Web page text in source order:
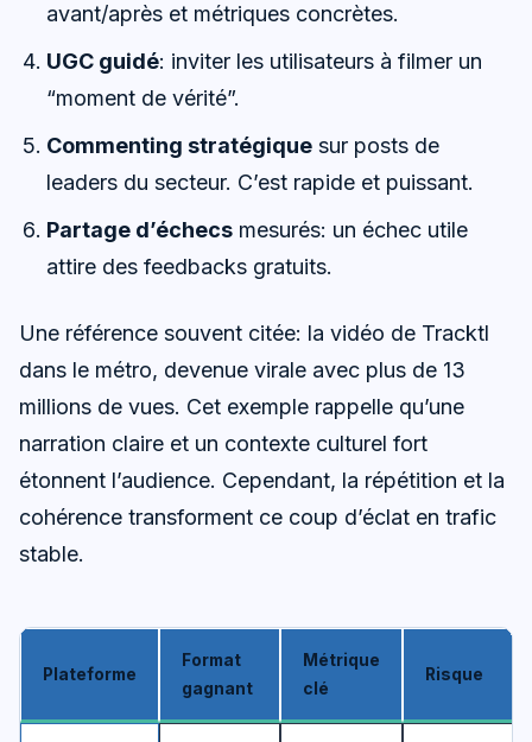
avant/après et métriques concrètes.
UGC guidé: inviter les utilisateurs à filmer un
“moment de vérité”.
Commenting stratégique sur posts de
leaders du secteur. C’est rapide et puissant.
Partage d’échecs mesurés: un échec utile
attire des feedbacks gratuits.
Une référence souvent citée: la vidéo de Tracktl
dans le métro, devenue virale avec plus de 13
millions de vues. Cet exemple rappelle qu’une
narration claire et un contexte culturel fort
étonnent l’audience. Cependant, la répétition et la
cohérence transforment ce coup d’éclat en trafic
stable.
Plateforme
Format
gagnant
Métrique
clé
Risque